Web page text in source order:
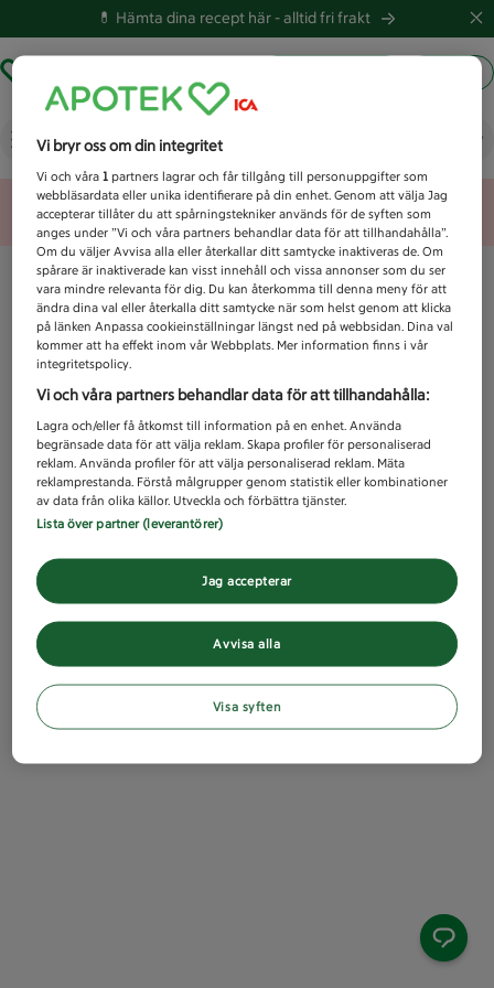
💊 Hämta dina recept här -alltid fri frakt
Vad letar du efter idag?
Unknown error
Vi bryr oss om din integritet
Vi och våra1 partners lagrar och får tillgång till personuppgifter som
webbläsardata eller unika identifierare på din enhet. Genom att välja Jag
accepterar tillåter du att spårningstekniker används för de syften som
anges under ”Vi och våra partners behandlar data för att tillhandahålla”.
Om du väljer Avvisa alla eller återkallar ditt samtycke inaktiveras de. Om
spårare är inaktiverade kan visst innehåll och vissa annonser som du ser
vara mindre relevanta för dig. Du kan återkomma till denna meny för att
ändra dina val eller återkalla ditt samtycke när som helst genom att klicka
på länken Anpassa cookieinställningar längst ned på webbsidan. Dina val
kommer att ha effekt inom vår Webbplats. Mer information finns i vår
integritetspolicy.
Vi och våra partners behandlar data för att tillhandahålla:
Lagra och/eller få åtkomst till information på en enhet. Använda
begränsade data för att välja reklam. Skapa profiler för personaliserad
reklam. Använda profiler för att välja personaliserad reklam. Mäta
reklamprestanda. Förstå målgrupper genom statistik eller kombinationer
av data från olika källor. Utveckla och förbättra tjänster.
Lista över partner (leverantörer)
Avvisa alla
Jag accepterar
Visa syften